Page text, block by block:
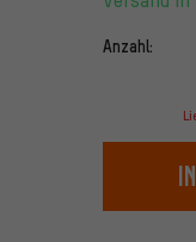
Anzahl: